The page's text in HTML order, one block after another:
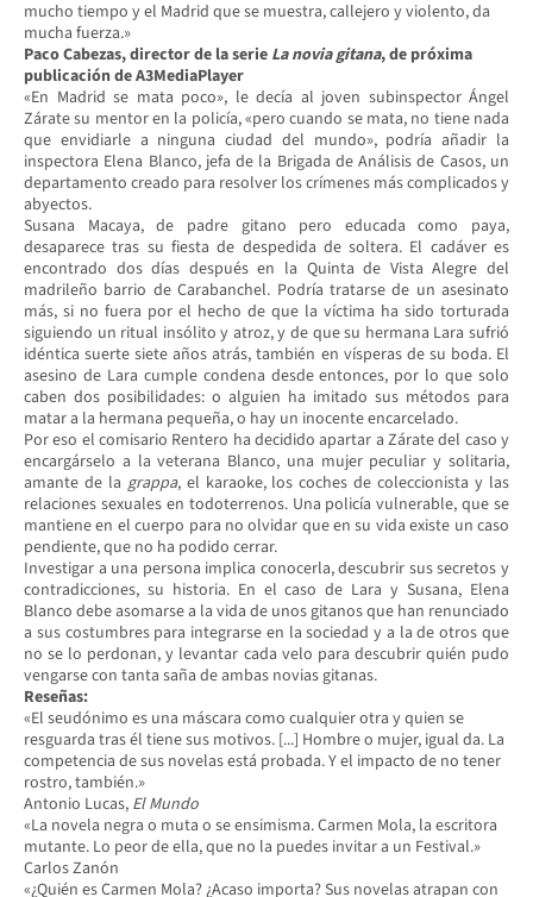
mucho tiempo y el Madrid que se muestra, callejero y violento, da
mucha fuerza.»
Paco Cabezas, director de la serie La novia gitana, de próxima
publicación de A3MediaPlayer
«En Madrid se mata poco», le decía al joven subinspector Ángel
Zárate su mentor en la policía, «pero cuando se mata, no tiene nada
que envidiarle a ninguna ciudad del mundo», podría añadir la
inspectora Elena Blanco, jefa de la Brigada de Análisis de Casos, un
departamento creado para resolver los crímenes más complicados y
abyectos.
Susana Macaya, de padre gitano pero educada como paya,
desaparece tras su fiesta de despedida de soltera. El cadáver es
encontrado dos días después en la Quinta de Vista Alegre del
madrileño barrio de Carabanchel. Podría tratarse de un asesinato
más, si no fuera por el hecho de que la víctima ha sido torturada
siguiendo un ritual insólito y atroz, y de que su hermana Lara sufrió
idéntica suerte siete años atrás, también en vísperas de su boda. El
asesino de Lara cumple condena desde entonces, por lo que solo
caben dos posibilidades: o alguien ha imitado sus métodos para
matar a la hermana pequeña, o hay un inocente encarcelado.
Por eso el comisario Rentero ha decidido apartar a Zárate del caso y
encargárselo a la veterana Blanco, una mujer peculiar y solitaria,
amante de la grappa, el karaoke, los coches de coleccionista y las
relaciones sexuales en todoterrenos. Una policía vulnerable, que se
mantiene en el cuerpo para no olvidar que en su vida existe un caso
pendiente, que no ha podido cerrar.
Investigar a una persona implica conocerla, descubrir sus secretos y
contradicciones, su historia. En el caso de Lara y Susana, Elena
Blanco debe asomarse a la vida de unos gitanos que han renunciado
a sus costumbres para integrarse en la sociedad y a la de otros que
no se lo perdonan, y levantar cada velo para descubrir quién pudo
vengarse con tanta saña de ambas novias gitanas.
Reseñas:
«El seudónimo es una máscara como cualquier otra y quien se
resguarda tras él tiene sus motivos. [...] Hombre o mujer, igual da. La
competencia de sus novelas está probada. Y el impacto de no tener
rostro, también.»
Antonio Lucas, El Mundo
«La novela negra o muta o se ensimisma. Carmen Mola, la escritora
mutante. Lo peor de ella, que no la puedes invitar a un Festival.»
Carlos Zanón
«¿Quién es Carmen Mola? ¿Acaso importa? Sus novelas atrapan con